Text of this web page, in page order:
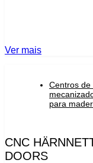
Ver mais
Centros de
para
CNC
DOORS